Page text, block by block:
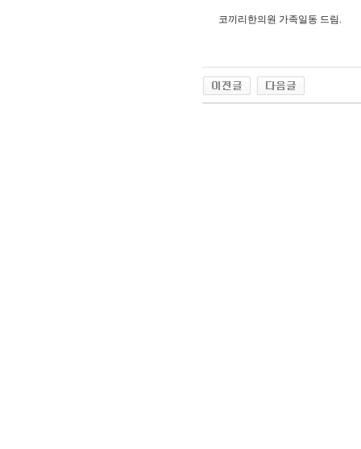
코끼리한의원 가족일동 드림.